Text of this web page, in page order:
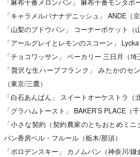
「麻布十番メロンパン」 麻布十番モンタボ
「キャラメルバナナデニッシュ」 ANDE（京
「山梨のブドウパン」 コーナーポケット（
「アールグレイとレモンのスコーン」 Lycka
「チョコワッサン」 ベーカリー 三日月（埼
「贅沢な生ハーブフランク」 みたかのセ
（東京/三鷹）
「白石あんぱん」 スイートオーケストラ（
「グラハムトースト」 BAKER’S PLACE（千
「小さな契約（契約農家のとちおとめミニ
パン香房ベル・フルール（栃木/那須）
「ボロデンスキー」 カノムパン（神奈川/鎌